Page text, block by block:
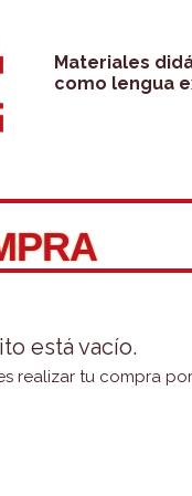
Materiales
como lengua
está vacío.
realizar tu compra